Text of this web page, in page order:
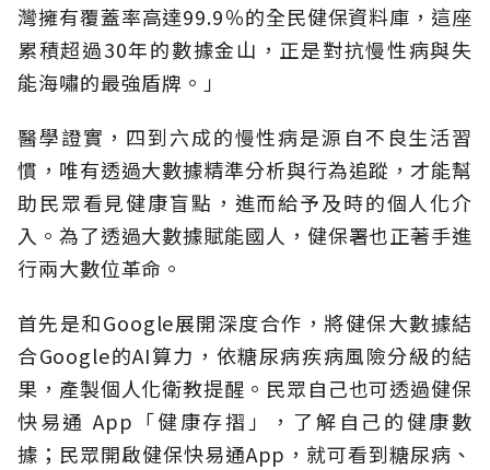
灣擁有覆蓋率高達99.9％的全民健保資料庫，這座
累積超過30年的數據金山，正是對抗慢性病與失
能海嘯的最強盾牌。」
醫學證實，四到六成的慢性病是源自不良生活習
慣，唯有透過大數據精準分析與行為追蹤，才能幫
助民眾看見健康盲點，進而給予及時的個人化介
入。為了透過大數據賦能國人，健保署也正著手進
行兩大數位革命。
首先是和Google展開深度合作，將健保大數據結
合Google的AI算力，依糖尿病疾病風險分級的結
果，產製個人化衛教提醒。民眾自己也可透過健保
快易通 App「健康存摺」，了解自己的健康數
據；民眾開啟健保快易通App，就可看到糖尿病、